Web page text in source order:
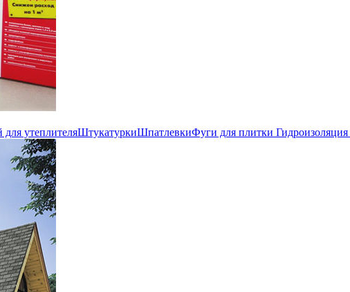
для утеплителяШтукатуркиШпатлевкиФуги для плитки Гидроизоляция